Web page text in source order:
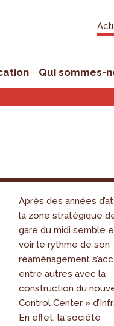
Qui sommes-
Après des années
la zone stratégique
gare du midi semble
voir le rythme de son
réaménagement
entre autres avec la
construction du
Control Center »
En effet, la société